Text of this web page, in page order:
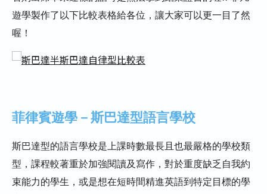
遊學製作了以下比較表格給各位，讓大家可以更一目了然
喔！
菲律賓遊學－斯巴達型語言學校
斯巴達型的語言學校是上課時數最長且也最嚴格的學校類
型，課程較著重於加強閱讀及寫作，對於重度缺乏自我約
束能力的學生，或是想在短時間精進英語到特定目標的學